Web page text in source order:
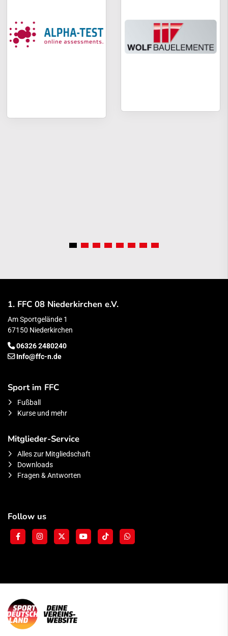
1. FFC 08 Niederkirchen e.V.
Am Sportgelände 1
67150 Niederkirchen
06326 2480240
Info@ffc-n.de
Sport im FFC
Fußball
Kurse und mehr
Mitglieder-Service
Alles zur Mitgliedschaft
Downloads
Fragen & Antworten
Follow us